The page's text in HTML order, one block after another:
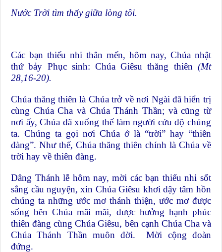
Nước Trời tìm thấy giữa lòng tôi.
Các bạn thiếu nhi thân mến, hôm nay, Chúa nhật
thứ bảy Phục sinh: Chúa Giêsu thăng thiên (Mt
28,16-20).
Chúa thăng thiên là Chúa trở về nơi Ngài đã hiển trị
cùng Chúa Cha và Chúa Thánh Thần; và cũng từ
nơi ấy, Chúa đã xuống thế làm người cứu độ chúng
ta. Chúng ta gọi nơi Chúa ở là “trời” hay “thiên
đàng”. Như thế, Chúa thăng thiên chính là Chúa về
trời hay về thiên đàng.
Dâng Thánh lễ hôm nay, mời các bạn thiếu nhi sốt
sắng cầu nguyện, xin Chúa Giêsu khơi dậy tâm hồn
chúng ta những ước mơ thánh thiện, ước mơ được
sống bên Chúa mãi mãi, được hưởng hạnh phúc
thiên đàng cùng Chúa Giêsu, bên cạnh Chúa Cha và
Chúa Thánh Thần muôn đời. Mời cộng đoàn
đứng.